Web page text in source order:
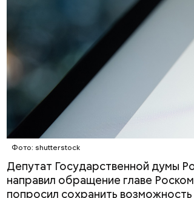
Фото: shutterstock
Депутат Государственной думы
направил обращение главе
попросил сохранить возможность
Вовсю идет и сезон черешни.
эндокринолога-диетолога
ягоду с пользой для здоровья.